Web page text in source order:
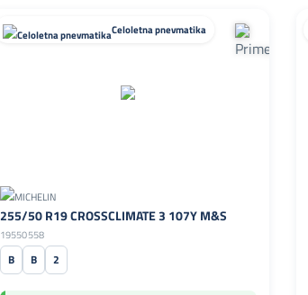
Celoletna pnevmatika
255/50 R19 CROSSCLIMATE 3 107Y M&S
19550558
B B 2